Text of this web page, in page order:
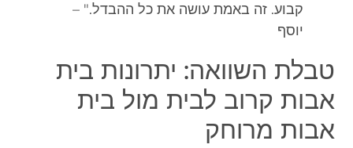
קבוע. זה באמת עושה את כל ההבדל." –
יוסף
טבלת השוואה: יתרונות בית
אבות קרוב לבית מול בית
אבות מרוחק